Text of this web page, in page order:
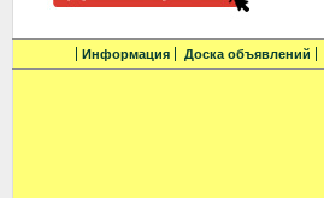
Информация Доска объявлений